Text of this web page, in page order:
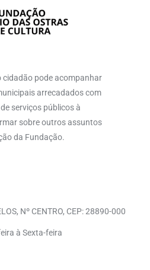
cidadão pode acompanhar
arrecadados com
serviços públicos à
sobre outros assuntos
da Fundação.
Nº CENTRO, CEP: 28890-000
à Sexta-feira